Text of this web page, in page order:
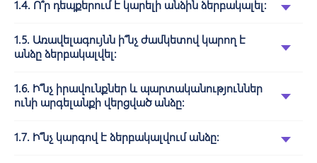
1.4. Ո՞ր դեպքերում է կարելի անձին ձերբակալել:
1.5. Առավելագույնն ի՞նչ ժամկետով կարող է
անձը ձերբակալվել:
1.6. Ի՞նչ իրավունքներ և պարտականություններ
ունի արգելանքի վերցված անձը:
1.7. Ի՞նչ կարգով է ձերբակալվում անձը: